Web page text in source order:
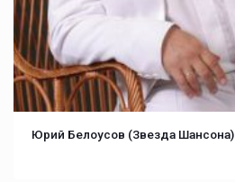
Юрий Белоусов (Звезда Шансона)